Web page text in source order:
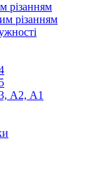
різанням
різанням
А2, А1